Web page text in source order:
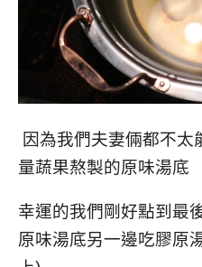
因為我們夫妻倆都不太
量蔬果熬製的原味湯底
幸運的我們剛好點到最
原味湯底另一邊吃膠原